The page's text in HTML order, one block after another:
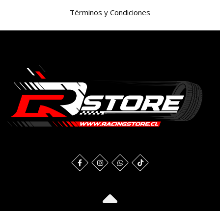
Términos y Condiciones